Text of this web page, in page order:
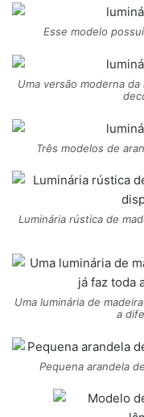
Esse modelo
Uma versão moderna
Três modelos de
Luminária rústica de
Uma luminária de
a
Pequena arandela